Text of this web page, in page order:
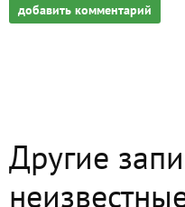
добавить комментарий
Другие